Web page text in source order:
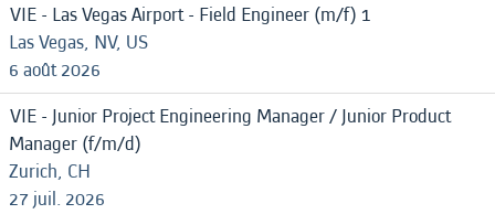
VIE - Las Vegas Airport - Field Engineer (m/f) 1
Las Vegas, NV, US
6 août 2026
VIE - Junior Project Engineering Manager / Junior Product
Manager (f/m/d)
Zurich, CH
27 juil. 2026